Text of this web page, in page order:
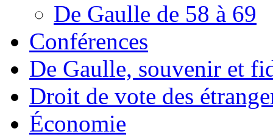
De Gaulle de 58 à 69
Conférences
De Gaulle, souvenir et
Droit de vote des
Économie